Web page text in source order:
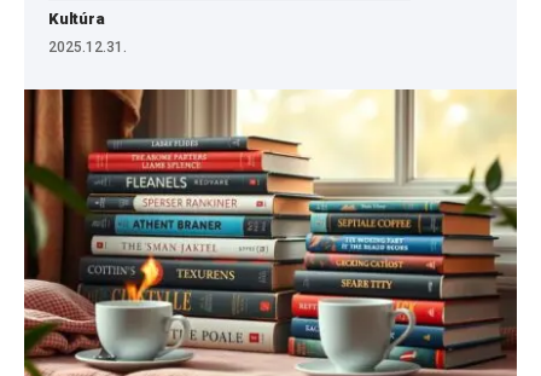
Kultúra
2025.12.31.